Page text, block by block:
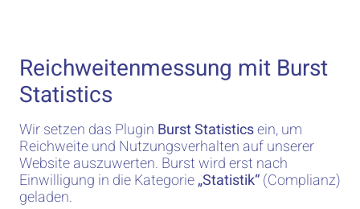
Reichweitenmessung mit Burst
Statistics
Wir setzen das Plugin Burst Statisticsein, um
Reichweite und Nutzungsverhalten auf unserer
Website auszuwerten. Burst wird erst nach
Einwilligung in die Kategorie„Statistik“(Complianz)
geladen.